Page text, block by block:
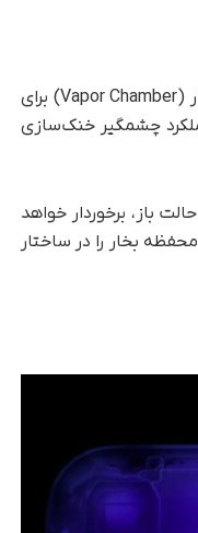
، آیفون تاشو به سیستم خنک‌کننده محفظه بخار (Vapor Chamber) برای
چشمگیر خنک‌سازی
باز، برخوردار خواهد
بخار را در ساختار